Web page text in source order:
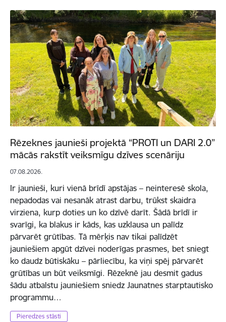
Rēzeknes jaunieši projektā “PROTI un DARI 2.0”
mācās rakstīt veiksmīgu dzīves scenāriju
07.08.2026.
Ir jaunieši, kuri vienā brīdī apstājas – neinteresē skola,
nepadodas vai nesanāk atrast darbu, trūkst skaidra
virziena, kurp doties un ko dzīvē darīt. Šādā brīdī ir
svarīgi, ka blakus ir kāds, kas uzklausa un palīdz
pārvarēt grūtības. Tā mērķis nav tikai palīdzēt
jauniešiem apgūt dzīvei noderīgas prasmes, bet sniegt
ko daudz būtiskāku – pārliecību, ka viņi spēj pārvarēt
grūtības un būt veiksmīgi. Rēzeknē jau desmit gadus
šādu atbalstu jauniešiem sniedz Jaunatnes starptautisko
programmu…
Pieredzes stāsti